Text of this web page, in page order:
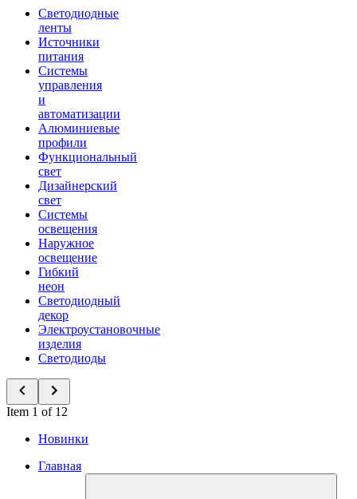
Светодиодные
ленты
Источники
питания
Системы
управления
и
автоматизации
Алюминиевые
профили
Функциональный
свет
Дизайнерский
свет
Системы
освещения
Наружное
освещение
Гибкий
неон
Светодиодный
декор
Электроустановочные
изделия
Светодиоды
Item 1 of 12
Новинки
Главная